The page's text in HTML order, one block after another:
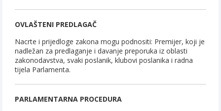
OVLAŠTENI PREDLAGAČ
Nacrte i prijedloge zakona mogu podnositi: Premijer, koji je
nadležan za predlaganje i davanje preporuka iz oblasti
zakonodavstva, svaki poslanik, klubovi poslanika i radna
tijela Parlamenta.
PARLAMENTARNA PROCEDURA